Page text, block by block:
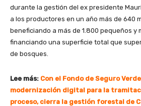
durante la gestión del ex presidente
a los productores en un año más de 640
beneficiando a más de 1.800 pequeños y
financiando una superficie total que
de bosques.
Lee más: Con el Fondo de Seguro
modernización digital para la
proceso, cierra la gestión forestal de